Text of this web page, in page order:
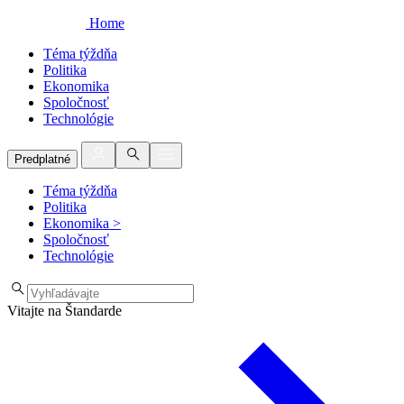
Home
Téma týždňa
Politika
Ekonomika
Spoločnosť
Technológie
Predplatné
Téma týždňa
Politika
Ekonomika >
Spoločnosť
Technológie
Vitajte na Štandarde